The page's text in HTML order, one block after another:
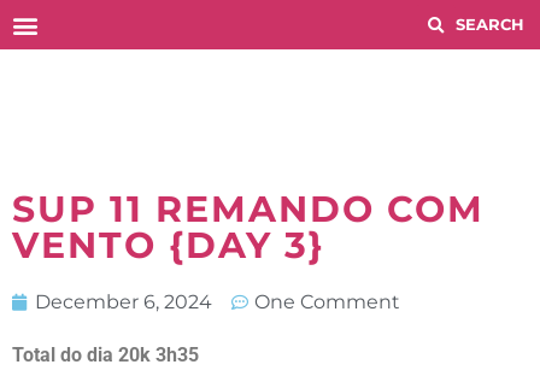
SUP 11 REMANDO COM
VENTO {DAY 3}
December 6, 2024 One Comment
Total do dia 20k 3h35